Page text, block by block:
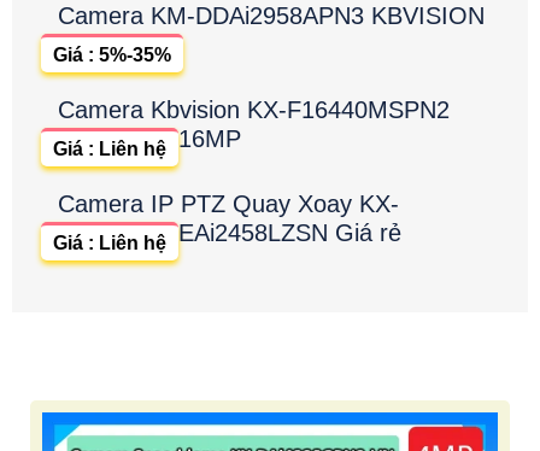
Camera KM-DDAi2958APN3 KBVISION
Giá : 5%-35%
Camera Kbvision KX-F16440MSPN2
16MP
Giá : Liên hệ
Camera IP PTZ Quay Xoay KX-
EAi2458LZSN Giá rẻ
Giá : Liên hệ